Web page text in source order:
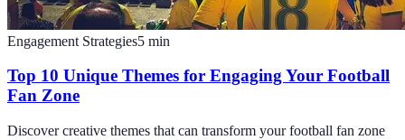
Engagement Strategies5 min
Top 10 Unique Themes for Engaging Your Football
Fan Zone
Discover creative themes that can transform your football fan zone